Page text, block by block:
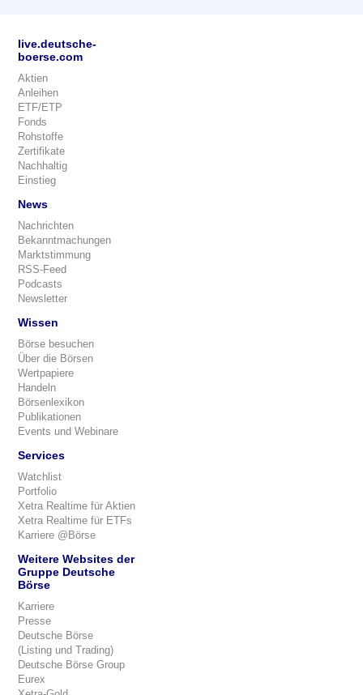
live.deutsche-
boerse.com
Aktien
Anleihen
ETF/ETP
Fonds
Rohstoffe
Zertifikate
Nachhaltig
Einstieg
News
Nachrichten
Bekanntmachungen
Marktstimmung
RSS-Feed
Podcasts
Newsletter
Wissen
Börse besuchen
Über die Börsen
Wertpapiere
Handeln
Börsenlexikon
Publikationen
Events und Webinare
Services
Watchlist
Portfolio
Xetra Realtime für Aktien
Xetra Realtime für ETFs
Karriere @Börse
Weitere Websites der
Gruppe Deutsche
Börse
Karriere
Presse
Deutsche Börse
(Listing und Trading)
Deutsche Börse Group
Eurex